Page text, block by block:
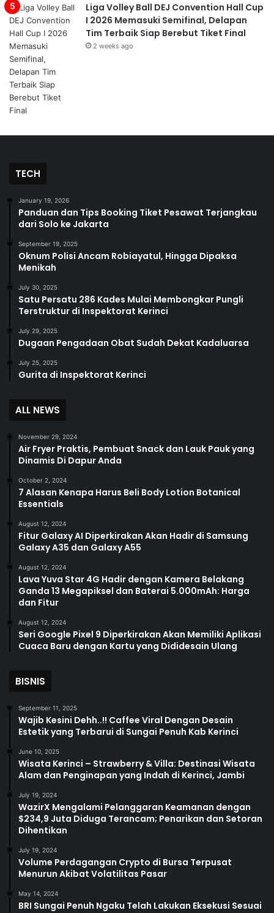
Liga Volley Ball DEJ Convention Hall Cup
I 2026 Memasuki Semifinal, Delapan
Tim Terbaik Siap Berebut Tiket Final
2 weeks ago
TECH
January 19, 2026
Panduan dan Tips Booking Tiket Pesawat Terjangkau
dari Solo ke Jakarta
September 19, 2025
Oknum Polisi Ancam Robiayatul, Hingga Dipaksa
Menikah
July 30, 2025
Satu Persatu 286 Kades Mulai Membongkar Pungli
Terstruktur di Inspektorat Kerinci
July 29, 2025
Dugaan Pengadaan Obat Sudah Dekat Kadaluarsa
July 25, 2025
Gurita di Inspektorat Kerinci
ALL NEWS
November 29, 2024
Air Fryer Praktis, Pembuat Snack dan Lauk Pauk yang
Dinamis Di Dapur Anda
October 2, 2024
7 Alasan Kenapa Harus Beli Body Lotion Botanical
Essentials
August 12, 2024
Fitur Galaxy AI Diperkirakan Akan Hadir di Samsung
Galaxy A35 dan Galaxy A55
August 12, 2024
Lava Yuva Star 4G Hadir dengan Kamera Belakang
Ganda 13 Megapiksel dan Baterai 5.000mAh: Harga
dan Fitur
August 12, 2024
Seri Google Pixel 9 Diperkirakan Akan Memiliki Aplikasi
Cuaca Baru dengan Kartu yang Dididesain Ulang
BISNIS
September 11, 2025
Wajib Kesini Dehh..!! Caffee Viral Dengan Desain
Estetik yang Terbarui di Sungai Penuh Kab Kerinci
June 10, 2025
Wisata Kerinci – Strawberry & Villa: Destinasi Wisata
Alam dan Penginapan yang Indah di Kerinci, Jambi
July 19, 2024
WazirX Mengalami Pelanggaran Keamanan dengan
$234,9 Juta Diduga Terancam; Penarikan dan Setoran
Dihentikan
July 19, 2024
Volume Perdagangan Crypto di Bursa Terpusat
Menurun Akibat Volatilitas Pasar
May 14, 2024
BRI Sungai Penuh Ngaku Telah Lakukan Eksekusi Sesuai